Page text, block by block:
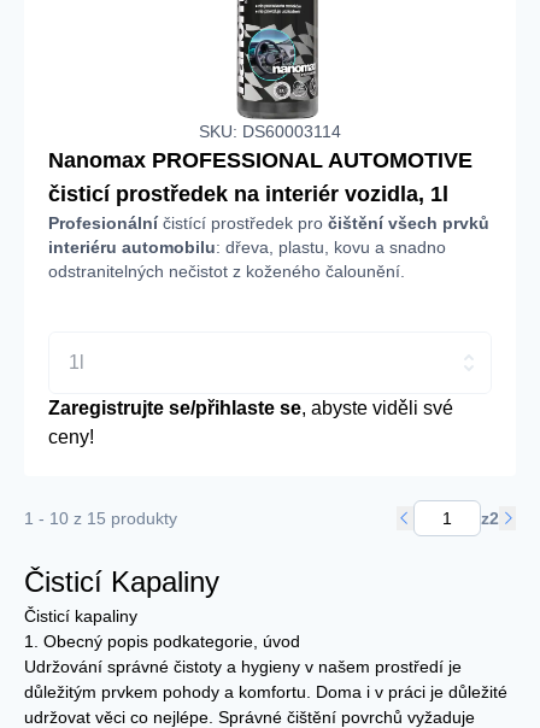
SKU: DS60003114
Nanomax PROFESSIONAL AUTOMOTIVE
čisticí prostředek na interiér vozidla, 1l
Profesionálníčistící prostředek pro čištění všech prvků
interiéru automobilu: dřeva, plastu, kovu a snadno
odstranitelných nečistot z koženého čalounění.
1l
Zaregistrujte se/přihlaste se, abyste viděli své
ceny!
1 - 10 z 15 produkty z2
Čisticí Kapaliny
Čisticí kapaliny
1. Obecný popis podkategorie, úvod
Udržování správné čistoty a hygieny v našem prostředí je
důležitým prvkem pohody a komfortu. Doma i v práci je důležité
udržovat věci co nejlépe. Správné čištění povrchů vyžaduje